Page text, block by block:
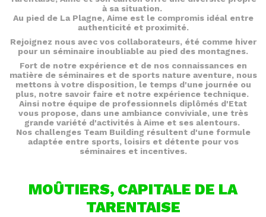
à sa situation.
Au pied de La Plagne, Aime est le compromis idéal entre
authenticité et proximité.
Rejoignez nous avec vos collaborateurs, été comme hiver
pour un séminaire inoubliable au pied des montagnes.
Fort de notre expérience et de nos connaissances en
matière de séminaires et de sports nature aventure, nous
mettons à votre disposition, le temps d'une journée ou
plus, notre savoir faire et notre expérience technique.
Ainsi notre équipe de professionnels diplômés d'Etat
vous propose, dans une ambiance conviviale, une très
grande variété d'activités à Aime et ses alentours.
Nos challenges Team Building résultent d'une formule
adaptée entre sports, loisirs et détente pour vos
séminaires et incentives.
MOÛTIERS, CAPITALE DE LA
TARENTAISE